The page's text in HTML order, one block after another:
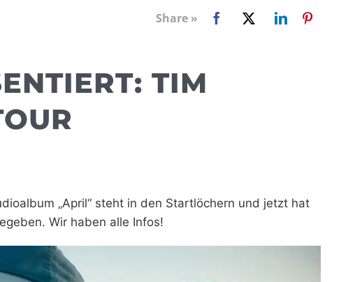
Share »
TIM
„April“ steht in den Startlöchern und jetzt hat
Wir haben alle Infos!